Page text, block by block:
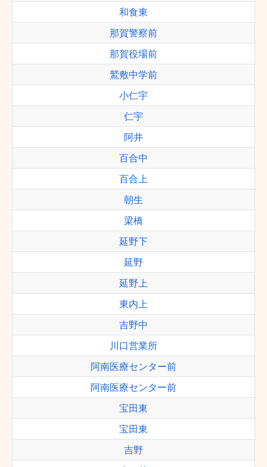
和食東
那賀警察前
那賀役場前
鷲敷中学前
小仁宇
仁宇
阿井
百合中
百合上
朝生
梁橋
延野下
延野
延野上
東内上
吉野中
川口営業所
阿南医療センター前
阿南医療センター前
宝田東
宝田東
吉野